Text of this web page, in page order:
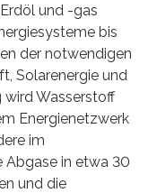
und -gas
bis
der notwendigen
Solarenergie und
wird Wasserstoff
Energienetzwerk
im
Abgase in etwa 30
und die